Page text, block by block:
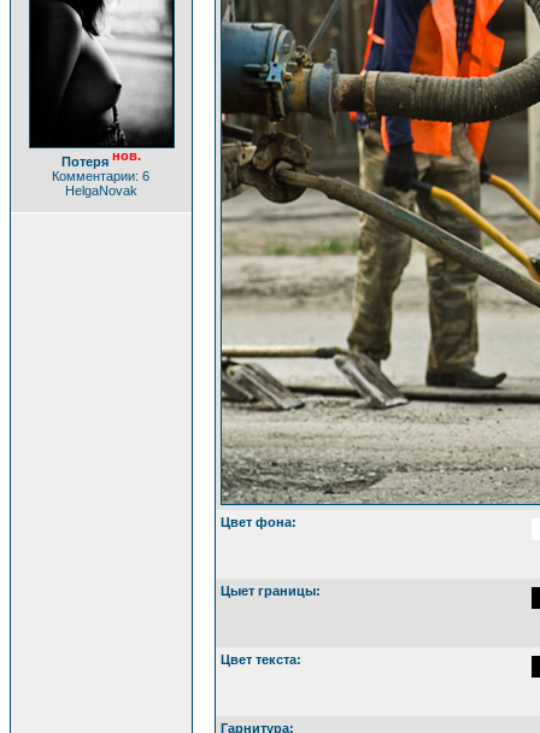
Потеря нов.
Комментарии: 6
HelgaNovak
Цвет фона:
Цыет границы:
Цвет текста:
Гарнитура: